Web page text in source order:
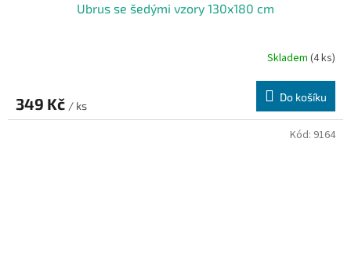
Ubrus se šedými vzory 130x180 cm
Skladem (4 ks)
349 Kč / ks
Do košíku
Kód: 9164